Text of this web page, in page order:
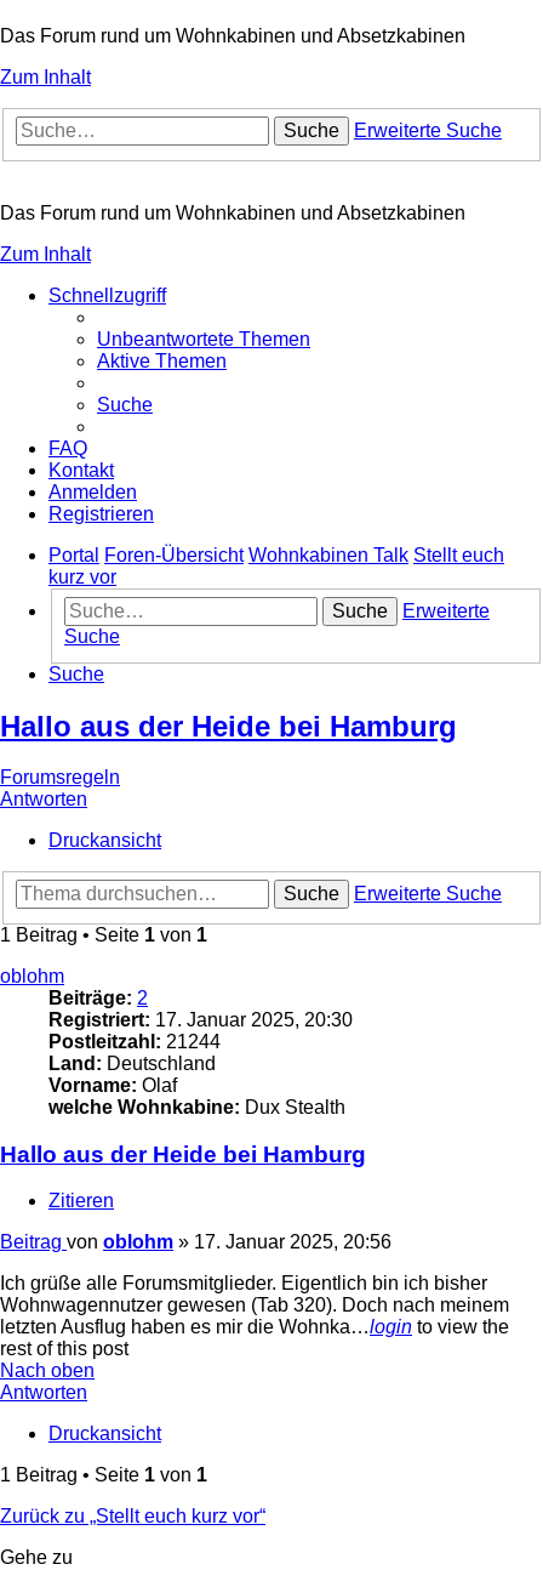
Das Forum rund um Wohnkabinen und Absetzkabinen
Zum Inhalt
Suche Erweiterte Suche
Das Forum rund um Wohnkabinen und Absetzkabinen
Zum Inhalt
Schnellzugriff
Unbeantwortete Themen
Aktive Themen
Suche
FAQ
Kontakt
Anmelden
Registrieren
Portal
Foren-Übersicht Wohnkabinen Talk Stellt euch
kurz vor
Suche
Erweiterte
Suche
Suche
Hallo aus der Heide bei Hamburg
Forumsregeln
Antworten
Druckansicht
Suche
Erweiterte Suche
1 Beitrag • Seite 1 von 1
oblohm
Beiträge: 2
Registriert: 17. Januar 2025, 20:30
Postleitzahl: 21244
Land: Deutschland
Vorname: Olaf
welche Wohnkabine: Dux Stealth
Hallo aus der Heide bei Hamburg
Zitieren
Beitrag von oblohm » 17. Januar 2025, 20:56
Ich grüße alle Forumsmitglieder. Eigentlich bin ich bisher
Wohnwagennutzer gewesen (Tab 320). Doch nach meinem
letzten Ausflug haben es mir die Wohnka…login to view the
rest of this post
Nach oben
Antworten
Druckansicht
1 Beitrag • Seite 1 von 1
Zurück zu „Stellt euch kurz vor“
Gehe zu